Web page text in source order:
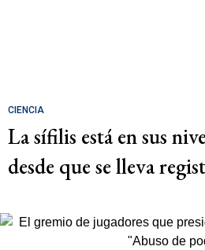
CIENCIA
La sífilis está en sus
desde que se lleva